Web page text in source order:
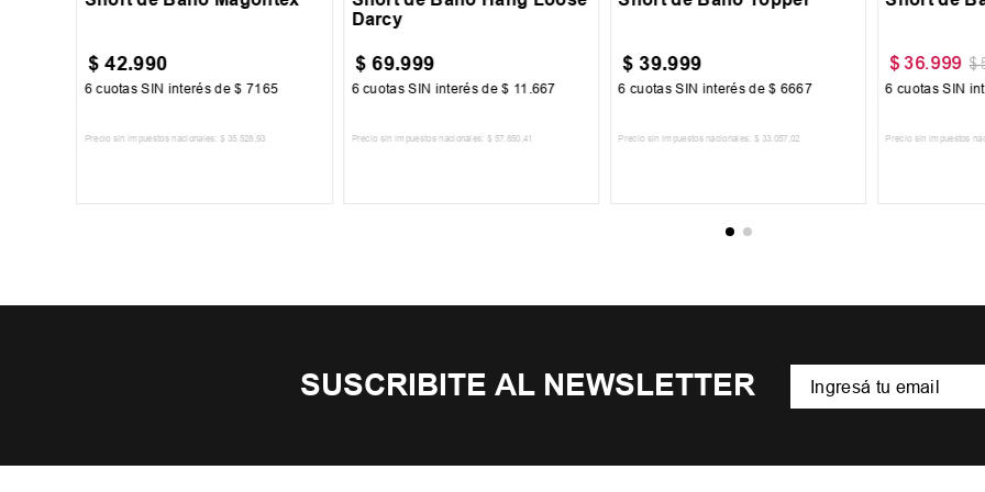
$ 42.990
6 cuotas SIN interés de$ 7165
Precio sin impuestos nacionales: $ 35 528 ,93
Darcy
$ 69.999
6 cuotas SIN interés de$ 11 .667
Precio sin impuestos nacionales: $ 57 850 ,41
$ 39.999
6 cuotas SIN interés de$ 6667
Precio sin impuestos nacionales: $ 33 057 ,02
$ 36.999 $
6 cuotas SIN
Precio sin impuestos
SUSCRIBITE AL NEWSLETTER